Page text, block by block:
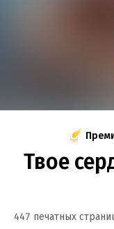
Твое
447 печатных